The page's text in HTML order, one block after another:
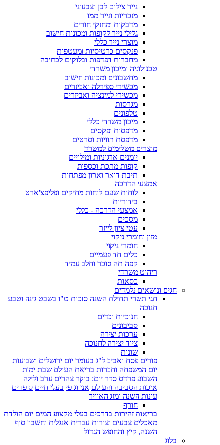
נייר צילום לבן וצבעוני
מזכריות ונייר ממו
מדבקות ומחזקי חורים
גלילי נייר לקופות ומכונות חישוב
מוצרי נייר כללי
פנקסים כרטיסיות ומעטפות
מחברות דפדפות ובלוקים לכתיבה
טכנולוגיה ומיכון משרדי
מחשבונים ומכונות חישוב
מכשירי ספירלה ואביזרים
מכשירי למינציה ואביזרים
מגרסות
טלפונים
מיכון משרדי כללי
מדפסות ופקסים
מדפסת תוויות וסרטים
מוצרים משלימים למשרד
יומנים ארגוניות ומילויים
קופות מתכת וכספות
תיבת דואר וארון מפתחות
אמצעי הדרכה
לוחות שעם לוחות מחיקים ופליפצ'ארט
בידוריות
אמצעי הדרכה - כללי
מסכים
עטי ציון לייזר
מזון וחומרי ניקוי
חומרי ניקוי
כלים חד פעמיים
קפה תה סוכר וחלב עמיד
ריהוט משרדי
כסאות
חגים ונושאים נלמדים
חגי תשרי תחילת השנה סוכות ט"ו בשבט גינה וטבע
חנוכה
חנוכיות וכדים
סביבונים
ערכות יצירה
ציוד יצירה לחנוכה
שונות
פורים פסח ואביב ל"ג בעומר יום ירושלים ושבועות
יום המשפחה וחברות בריאת העולם שבת ימות
השבוע פרדס סדר יום: בוקר צהרים ערב ולילה
איכות הסביבה והעולם אני וגופי בעלי חיים סופרים
עונות השנה ומזג האוויר
חורף
בריאות זהירות בדרכים בעלי מקצוע המים יום הולדת
מאכלים צבעים וצורות עברית אנגלית וחשבון סוף
השנה, קיץ והחופש הגדול
בלוג